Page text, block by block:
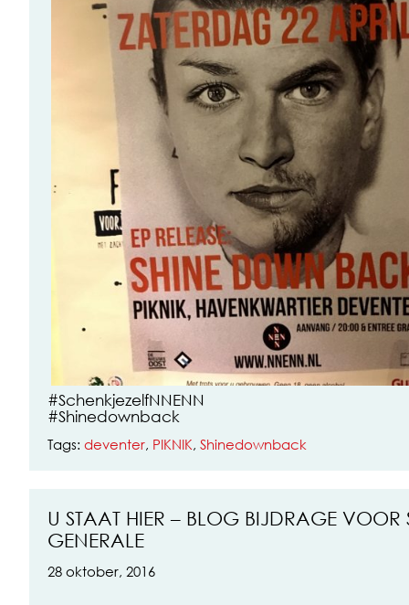
#SchenkjezelfNNENN
#Shinedownback
Tags: deventer, PIKNIK, Shinedownback
U STAAT HIER – BLOG BIJDRAGE VOOR
GENERALE
28 oktober, 2016